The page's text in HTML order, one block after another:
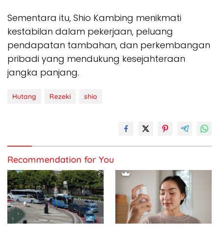
Sementara itu, Shio Kambing menikmati
kestabilan dalam pekerjaan, peluang
pendapatan tambahan, dan perkembangan
pribadi yang mendukung kesejahteraan
jangka panjang.
Hutang Rezeki shio
Recommendation for You